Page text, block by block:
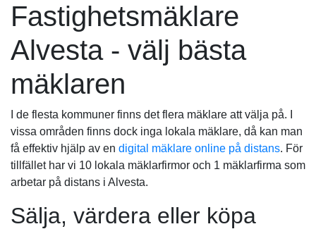
Fastighetsmäklare
Alvesta - välj bästa
mäklaren
I de flesta kommuner finns det flera mäklare att välja på. I
vissa områden finns dock inga lokala mäklare, då kan man
få effektiv hjälp av en digital mäklare online på distans. För
tillfället har vi 10 lokala mäklarfirmor och 1 mäklarfirma som
arbetar på distans i Alvesta.
Sälja, värdera eller köpa